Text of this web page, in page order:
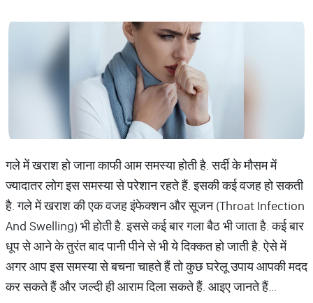
गले में खराश हो जाना काफी आम समस्या होती है. सर्दी के मौसम में
ज्यादातर लोग इस समस्या से परेशान रहते हैं. इसकी कई वजह हो सकती
है. गले में खराश की एक वजह इंफेक्शन और सूजन (Throat Infection
And Swelling) भी होती है. इससे कई बार गला बैठ भी जाता है. कई बार
धूप से आने के तुरंत बाद पानी पीने से भी ये दिक्कत हो जाती है. ऐसे में
अगर आप इस समस्या से बचना चाहते हैं तो कुछ घरेलू उपाय आपकी मदद
कर सकते हैं और जल्दी ही आराम दिला सकते हैं. आइए जानते हैं...